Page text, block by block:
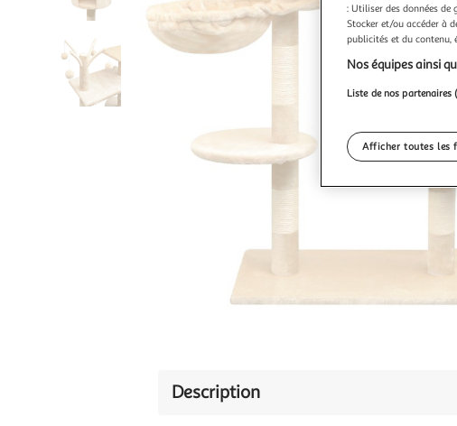
Description
: Utiliser des données de
Stocker et/ou accéder à
publicités et du contenu,
Nos équipes ainsi
Liste de nos partenaires
Afficher toutes les